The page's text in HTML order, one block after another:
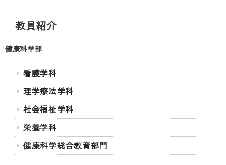
教員紹介
健康科学部
看護学科
理学療法学科
社会福祉学科
栄養学科
健康科学総合教育部門